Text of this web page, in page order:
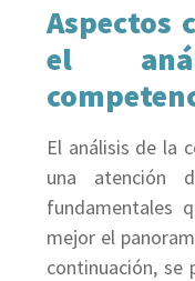
Aspectos
el
El análisis de la
una atención
fundamentales
mejor el
continuación, se